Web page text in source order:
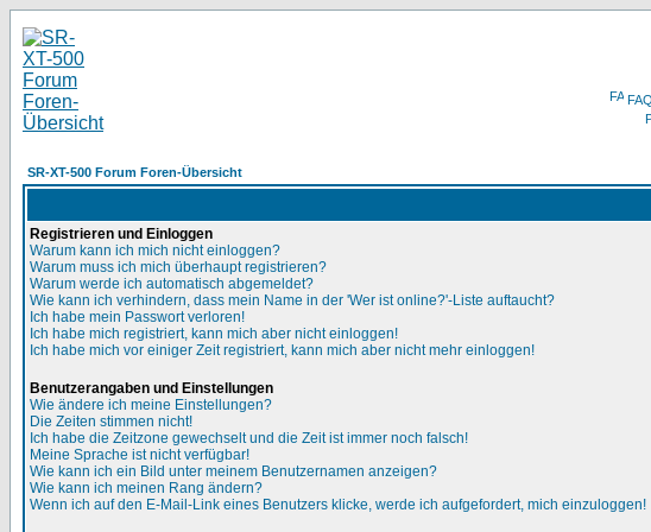
FAQ
SR-XT-500 Forum Foren-Übersicht
Registrieren und Einloggen
Warum kann ich mich nicht einloggen?
Warum muss ich mich überhaupt registrieren?
Warum werde ich automatisch abgemeldet?
Wie kann ich verhindern, dass mein Name in der 'Wer ist online?'-Liste auftaucht?
Ich habe mein Passwort verloren!
Ich habe mich registriert, kann mich aber nicht einloggen!
Ich habe mich vor einiger Zeit registriert, kann mich aber nicht mehr einloggen!
Benutzerangaben und Einstellungen
Wie ändere ich meine Einstellungen?
Die Zeiten stimmen nicht!
Ich habe die Zeitzone gewechselt und die Zeit ist immer noch falsch!
Meine Sprache ist nicht verfügbar!
Wie kann ich ein Bild unter meinem Benutzernamen anzeigen?
Wie kann ich meinen Rang ändern?
Wenn ich auf den E-Mail-Link eines Benutzers klicke, werde ich aufgefordert, mich einzuloggen!